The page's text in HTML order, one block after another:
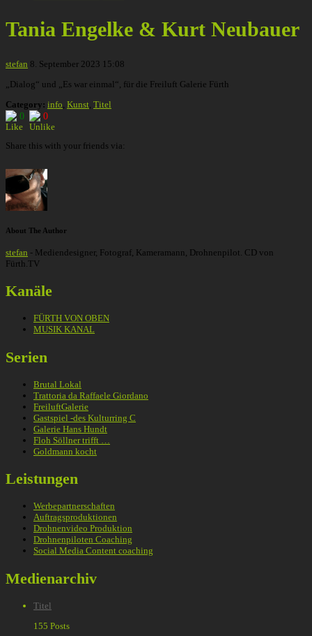
Tania Engelke & Kurt Neubauer
stefan 8. September 2023 15:08
„Dialog“ und „Es war einmal“, für die Freiluft Galerie Fürth
Category: info Kunst Titel
0
0
Share this with your friends via:
About The Author
stefan - Mediendesigner, Fotograf, Kameramann, Drohnenpilot. CD von
Fürth.TV
Kanäle
FÜRTH VON OBEN
MUSIK KANAL
Serien
Brutal Lokal
Trattoria da Raffaele Giordano
FreiluftGalerie
Gastspiel -des Kulturring C
Galerie Hans Hundt
Floh Söllner trifft …
Goldmann kocht
Leistungen
Werbepartnerschaften
Auftragsproduktionen
Drohnenvideo Produktion
Drohnenpiloten Coaching
Social Media Content coaching
Medienarchiv
Titel
155 Posts